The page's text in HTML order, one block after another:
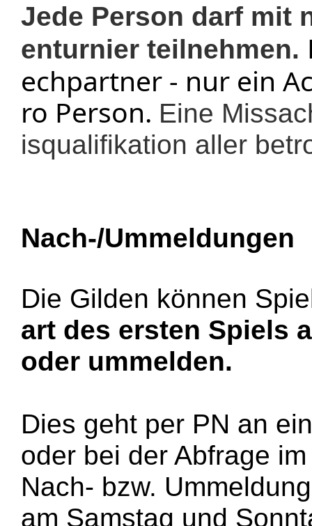
Jede Person darf mit
enturnier teilnehmen.
echpartner - nur ein
ro Person. Eine
isqualifikation aller
Nach-/Ummeldungen
Die Gilden können
art des ersten Spiels
oder ummelden.
Dies geht per PN an
oder bei der Abfrage
Nach- bzw.
am Samstag und